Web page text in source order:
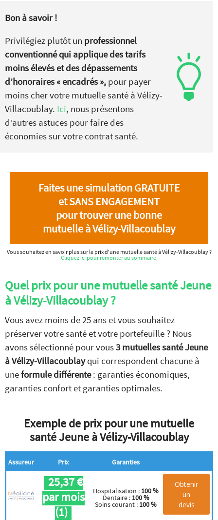
Bon à savoir !
Privilégiez plutôt un professionnel
conventionné qui applique des tarifs
moins élevés et des dépassements
d’honoraires « encadrés », pour payer
moins cher votre mutuelle santé à Vélizy-
Villacoublay. Ici, nous présentons
d’autres astuces pour faire des
économies sur votre contrat santé.
Faites une simulation GRATUITE
et SANS ENGAGEMENT
pour trouver une bonne
mutuelle à Vélizy-Villacoublay
Vous souhaitez en savoir plus sur le prix d'une mutuelle santé à Vélizy-Villacoublay ?
Cliquez ici pour remonter au sommaire.
Quel prix pour une mutuelle santé Jeune
à Vélizy-Villacoublay ?
Vous avez moins de 25 ans et vous souhaitez
préserver votre santé et votre portefeuille ? Nous
avons sélectionné pour vous3 mutuelles santé Jeune
à Vélizy-Villacoublayqui correspondent chacune à
uneformule différente: garanties économiques,
garanties confort et garanties optimales.
Exemple de prix pour une mutuelle
santé Jeune à Vélizy-Villacoublay
Assureur Prix Garanties
25,37 €
par mois
(1)
Hospitalisation : 100 %
Dentaire : 100 %
Soins courant : 100 %
Obtenir
un
devis